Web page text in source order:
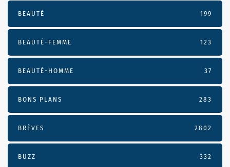
BEAUTÉ 199
BEAUTÉ-FEMME 123
BEAUTÉ-HOMME 37
BONS PLANS 283
BRÈVES 2802
BUZZ 332